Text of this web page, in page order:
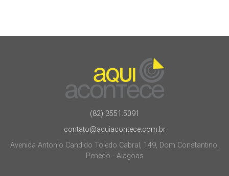
(82) 3551.5091
contato@aquiacontece.com.br
Avenida Antonio Candido Toledo Cabral, 149, Dom Constantino.
Penedo - Alagoas